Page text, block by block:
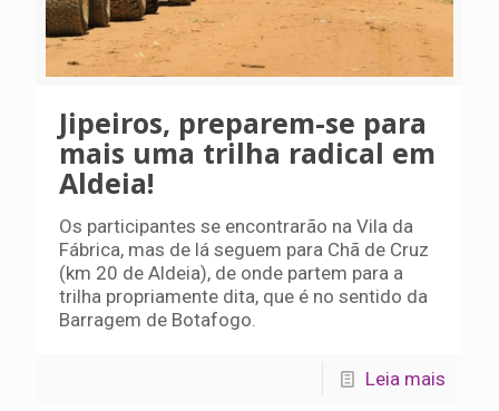
Jipeiros, preparem-se para
mais uma trilha radical em
Aldeia!
Os participantes se encontrarão na Vila da
Fábrica, mas de lá seguem para Chã de Cruz
(km 20 de Aldeia), de onde partem para a
trilha propriamente dita, que é no sentido da
Barragem de Botafogo.
Leia mais